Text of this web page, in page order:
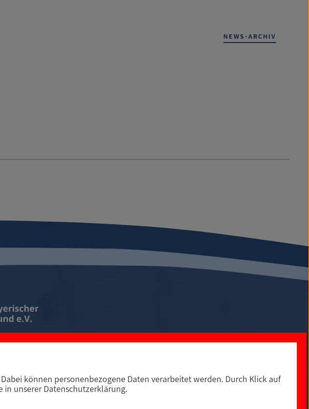
NEWS-ARCHIV
+49 9367 988 689-0 Social Media
können personenbezogene Daten verarbeitet werden. Durch Klick auf
in unserer Datenschutzerklärung.